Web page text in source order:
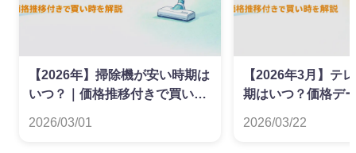
【2026年】掃除機が安い時期は
いつ？｜価格推移付きで買い時
2026/03/01
【2026年3月】テ
期はいつ？価格デ
2026/03/22